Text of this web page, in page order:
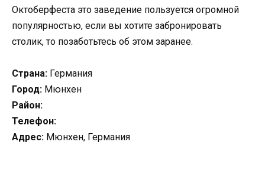
Октоберфеста это заведение пользуется огромной
популярностью, если вы хотите забронировать
столик, то позаботьтесь об этом заранее.
Страна: Германия
Город: Мюнхен
Район:
Телефон:
Адрес: Мюнхен, Германия